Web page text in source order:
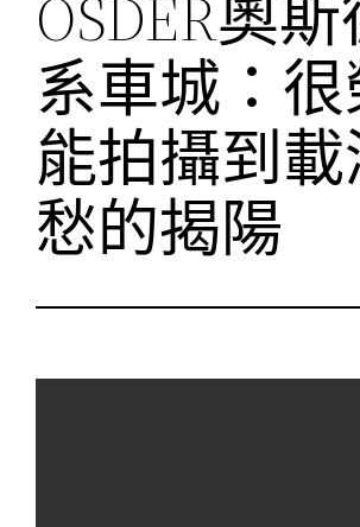
OSDER奧
系車城：
能拍攝到
愁的揭陽